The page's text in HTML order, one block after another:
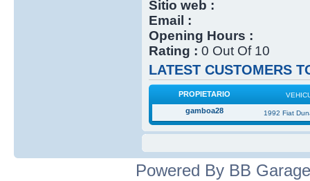
Sitio web :
Email :
Opening Hours :
Rating : 0 Out Of 10
LATEST CUSTOMERS
PROPIETARIO
gamboa28 1992 Fiat
Powered By BB